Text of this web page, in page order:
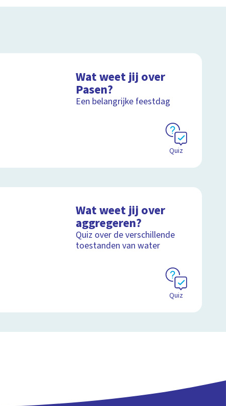
Wat weet jij over
Pasen?
Een belangrijke feestdag
Quiz
Wat weet jij over
aggregeren?
Quiz over de verschillende
toestanden van water
Quiz